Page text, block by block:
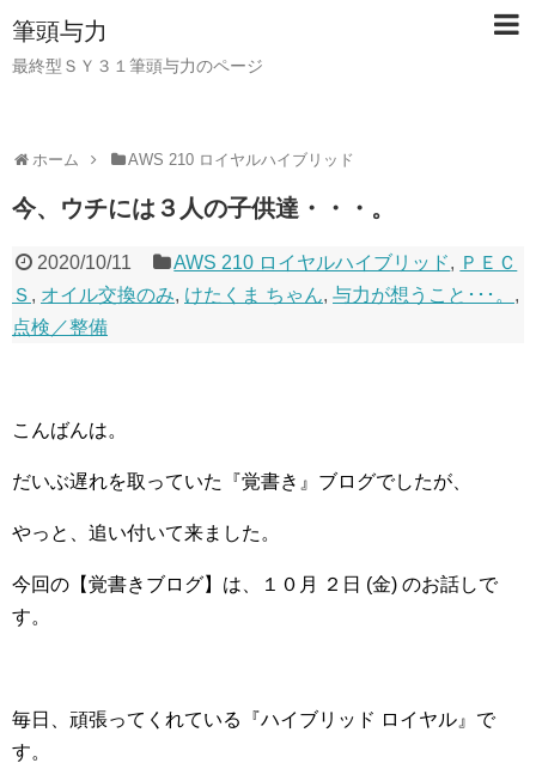
筆頭与力
最終型ＳＹ３１筆頭与力のページ
ホーム AWS 210 ロイヤルハイブリッド
今、ウチには３人の子供達・・・。
2020/10/11 AWS 210 ロイヤルハイブリッド, ＰＥＣ
Ｓ , オイル交換のみ, けたくま ちゃん, 与力が想うこと･･･。 ,
点検／整備
こんばんは。
だいぶ遅れを取っていた『覚書き』ブログでしたが、
やっと、追い付いて来ました。
今回の【覚書きブログ】は、１０月 ２日 (金) のお話しで
す。
毎日、頑張ってくれている『ハイブリッド ロイヤル』で
す。